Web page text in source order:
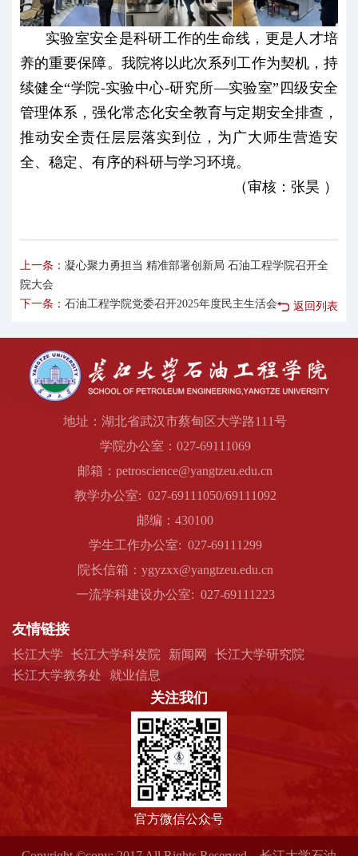
实验室安全是科研工作的生命线，更是人才培
养的重要保障。我院将以此次系列工作为契机，持
续健全“学院-实验中心-研究所—实验室”四级安全
管理体系，强化常态化安全教育与定期安全排查，
推动安全责任层层落实到位，为广大师生营造安
全、稳定、有序的科研与学习环境。
（审核：张昊 ）
上一条： 凝心聚力勇担当 精准部署创新局 石油工程学院召开全
院大会
下一条： 石油工程学院党委召开2025年度民主生活会 返回列表
地址：湖北省武汉市蔡甸区大学路111号
学院办公室：027-69111069
邮箱：petroscience@yangtzeu.edu.cn
教学办公室: 027-69111050/69111092
邮编：430100
学生工作办公室: 027-69111299
院长信箱：ygyzxx@yangtzeu.edu.cn
一流学科建设办公室: 027-69111223
友情链接
长江大学 长江大学科发院 新闻网
长江大学研究院
长江大学教务处
就业信息
关注我们
官方微信公众号